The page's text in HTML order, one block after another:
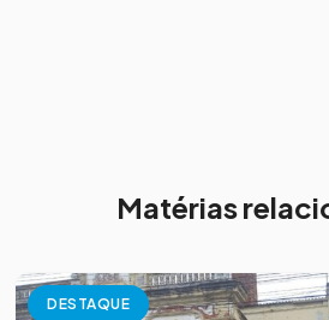
Matérias
DESTAQUE